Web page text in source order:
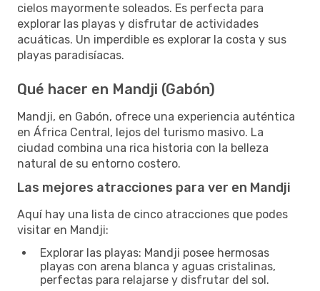
cielos mayormente soleados. Es perfecta para
explorar las playas y disfrutar de actividades
acuáticas. Un imperdible es explorar la costa y sus
playas paradisíacas.
Qué hacer en Mandji (Gabón)
Mandji, en Gabón, ofrece una experiencia auténtica
en África Central, lejos del turismo masivo. La
ciudad combina una rica historia con la belleza
natural de su entorno costero.
Las mejores atracciones para ver en Mandji
Aquí hay una lista de cinco atracciones que podes
visitar en Mandji:
Explorar las playas: Mandji posee hermosas
playas con arena blanca y aguas cristalinas,
perfectas para relajarse y disfrutar del sol.